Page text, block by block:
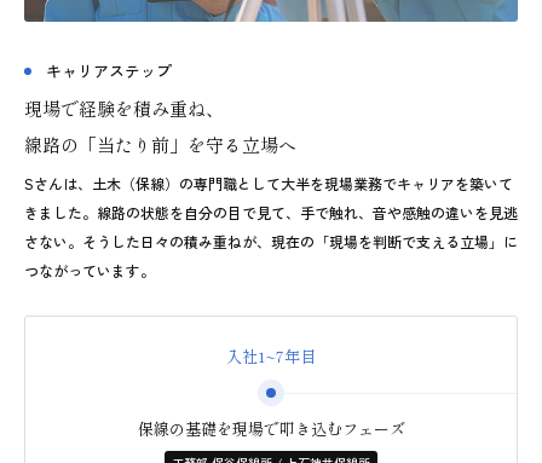
キャリアステップ
現場で経験を積み重ね、
線路の「当たり前」を守る立場へ
Sさんは、土木（保線）の専門職として大半を現場業務でキャリアを築いて
きました。線路の状態を自分の目で見て、手で触れ、音や感触の違いを見逃
さない。そうした日々の積み重ねが、現在の「現場を判断で支える立場」に
つながっています。
入社1~7年目
保線の基礎を現場で叩き込むフェーズ